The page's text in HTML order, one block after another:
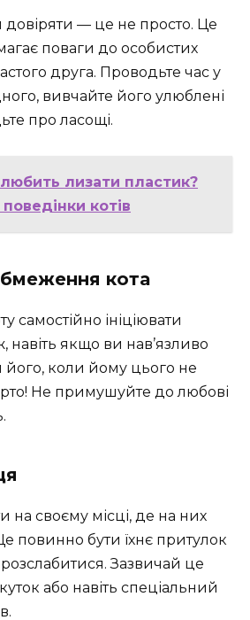
довіряти — це не просто. Це
поваги до особистих
друга. Проводьте час у
вивчайте його улюблені
про ласощі.
лизати пластик?
котів
кота
самостійно ініціювати
навіть якщо ви нав’язливо
його, коли йому цього не
Не примушуйте до любові
на своєму місці, де на них
повинно бути їхнє притулок
Зазвичай це
або навіть спеціальний